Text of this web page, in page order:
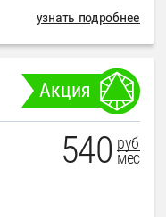
узнать подробнее
Акция
540 руб
мес